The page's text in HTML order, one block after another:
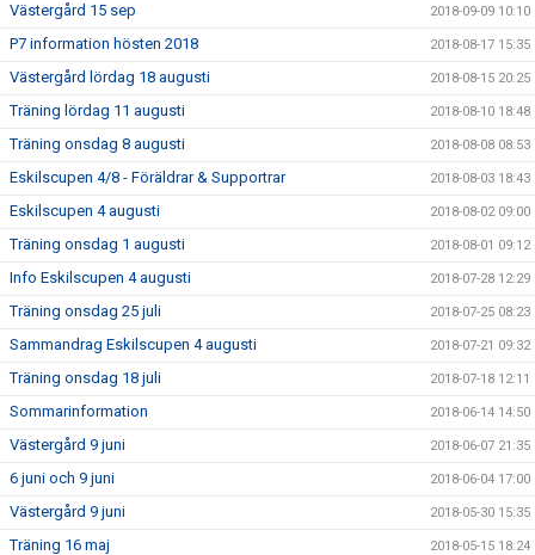
Västergård 15 sep 2018-09-09 10:10
P7 information hösten 2018 2018-08-17 15:35
Västergård lördag 18 augusti 2018-08-15 20:25
Träning lördag 11 augusti 2018-08-10 18:48
Träning onsdag 8 augusti 2018-08-08 08:53
Eskilscupen 4/8 - Föräldrar & Supportrar 2018-08-03 18:43
Eskilscupen 4 augusti 2018-08-02 09:00
Träning onsdag 1 augusti 2018-08-01 09:12
Info Eskilscupen 4 augusti 2018-07-28 12:29
Träning onsdag 25 juli 2018-07-25 08:23
Sammandrag Eskilscupen 4 augusti 2018-07-21 09:32
Träning onsdag 18 juli 2018-07-18 12:11
Sommarinformation 2018-06-14 14:50
Västergård 9 juni 2018-06-07 21:35
6 juni och 9 juni 2018-06-04 17:00
Västergård 9 juni 2018-05-30 15:35
Träning 16 maj 2018-05-15 18:24